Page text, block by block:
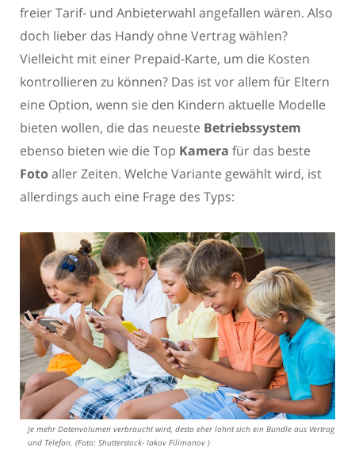
freier Tarif- und Anbieterwahl angefallen wären. Also
doch lieber das Handy ohne Vertrag wählen?
Vielleicht mit einer Prepaid-Karte, um die Kosten
kontrollieren zu können? Das ist vor allem für Eltern
eine Option, wenn sie den Kindern aktuelle Modelle
bieten wollen, die das neueste Betriebssystem
ebenso bieten wie die Top Kamera für das beste
Fotoaller Zeiten. Welche Variante gewählt wird, ist
allerdings auch eine Frage des Typs:
Je mehr Datenvolumen verbraucht wird, desto eher lohnt sich ein Bundle aus Vertrag
und Telefon. (Foto: Shutterstock- Iakov Filimonov )